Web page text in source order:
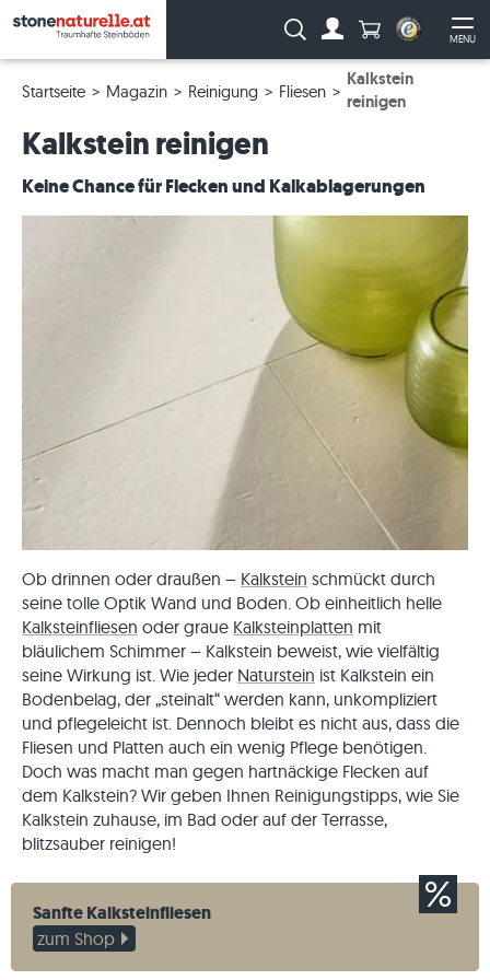
MENU
Suche: Anzahl
Startseite Magazin Reinigung Fliesen
Kalkstein
reinigen
Kalkstein reinigen
Keine Chance für Flecken und Kalkablagerungen
Ob drinnen oder draußen – Kalkstein schmückt durch
seine tolle Optik Wand und Boden. Ob einheitlich helle
Kalksteinfliesen oder graue Kalksteinplatten mit
bläulichem Schimmer – Kalkstein beweist, wie vielfältig
seine Wirkung ist. Wie jeder Naturstein ist Kalkstein ein
Bodenbelag, der „steinalt“ werden kann, unkompliziert
und pflegeleicht ist. Dennoch bleibt es nicht aus, dass die
Fliesen und Platten auch ein wenig Pflege benötigen.
Doch was macht man gegen hartnäckige Flecken auf
dem Kalkstein? Wir geben Ihnen Reinigungstipps, wie Sie
Kalkstein zuhause, im Bad oder auf der Terrasse,
blitzsauber reinigen!
Sanfte Kalksteinfliesen
zum Shop